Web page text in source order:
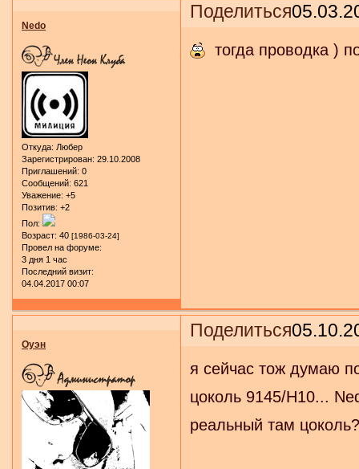
Поделиться
Nedo
Откуда: Любер
Зарегистрирован: 29.10.2008
Приглашений: 0
Сообщений: 621
Уважение: +5
Позитив: +2
Пол:
Возраст: 40 [1986-03-24]
Провел на форуме:
3 дня 1 час
Последний визит:
04.04.2017 00:07
тогда проводка )
Поделиться
Оуэн
я сейчас тож думаю
цоколь 9145/H10...
реальный там